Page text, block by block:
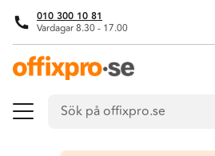
Meny
010 300 10 81
Vardagar 8.30 - 17.00